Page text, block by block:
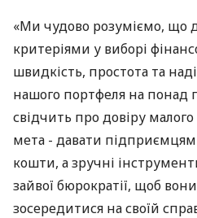
«Ми чудово розуміємо, що
критеріями у виборі
швидкість, простота та
нашого портфеля на понад
свідчить про довіру
мета - давати
кошти, а зручні
зайвої бюрократії, щоб
зосередитися на своїй